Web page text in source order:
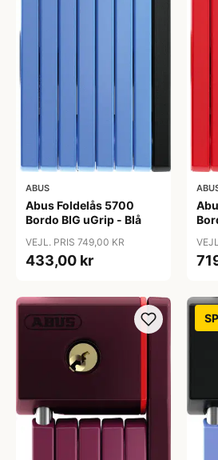
ABUS
Abus Foldelås 5700
Bordo BIG uGrip - Blå
VEJL. PRIS 749,00 KR
433,00 kr